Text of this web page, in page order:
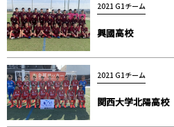
2021 G1チーム
興國高校
2021 G1チーム
関西大学北陽高校